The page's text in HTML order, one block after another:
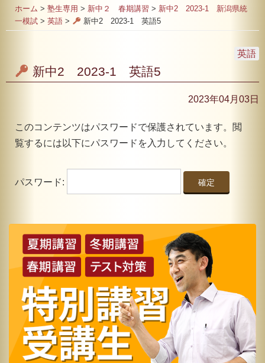
ホーム > 塾生専用 > 新中２ 春期講習 > 新中2 2023-1 新潟県統
一模試 > 英語 > 新中2 2023-1 英語5
英語
新中2 2023-1 英語5
2023年04月03日
このコンテンツはパスワードで保護されています。閲
覧するには以下にパスワードを入力してください。
パスワード: